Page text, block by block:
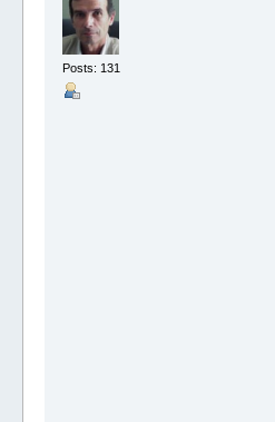
Posts: 131